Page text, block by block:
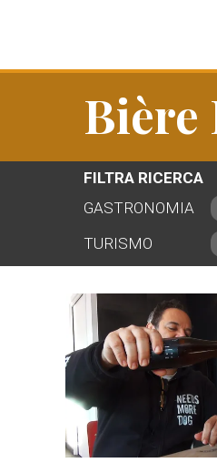
Bière
FILTRA RICERCA
GASTRONOMIA
TURISMO